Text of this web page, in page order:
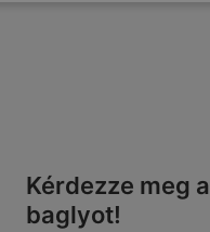
Kérdezze meg a
baglyot!